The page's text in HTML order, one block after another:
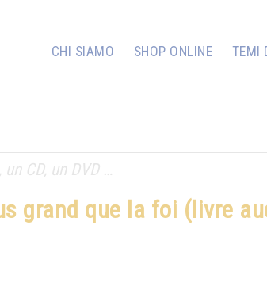
CHI SIAMO SHOP ONLINE TEMI
grand que la foi (livre